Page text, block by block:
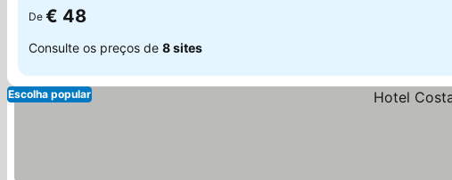
De € 48
Consulte os preços de 8 sites
Escolha popular